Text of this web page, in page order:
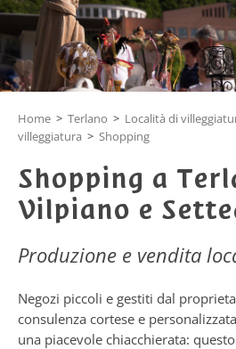
Home > Terlano > Località di
villeggiatura > Shopping
Shopping a
Vilpiano e
Produzione e vendita
Negozi piccoli e gestiti dal
consulenza cortese e
una piacevole chiacchierata: